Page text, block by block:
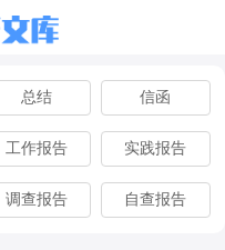
总结 信函
工作报告 实践报告
调查报告 自查报告